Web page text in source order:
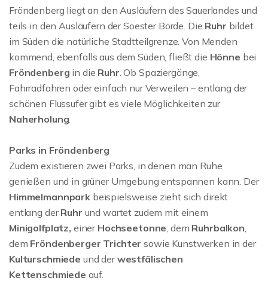
Fröndenberg liegt an den Ausläufern des Sauerlandes und
teils in den Ausläufern der Soester Börde. Die Ruhr bildet
im Süden die natürliche Stadtteilgrenze. Von Menden
kommend, ebenfalls aus dem Süden, fließt die Hönne bei
Fröndenberg in die Ruhr. Ob Spaziergänge,
Fahrradfahren oder einfach nur Verweilen – entlang der
schönen Flussufer gibt es viele Möglichkeiten zur
Naherholung.
Parks in Fröndenberg
Zudem existieren zwei Parks, in denen man Ruhe
genießen und in grüner Umgebung entspannen kann. Der
Himmelmannpark beispielsweise zieht sich direkt
entlang derRuhr und wartet zudem mit einem
Minigolfplatz, einer Hochseetonne, dem Ruhrbalkon,
dem Fröndenberger Trichtersowie Kunstwerken in der
Kulturschmiede und derwestfälischen
Kettenschmiede auf.